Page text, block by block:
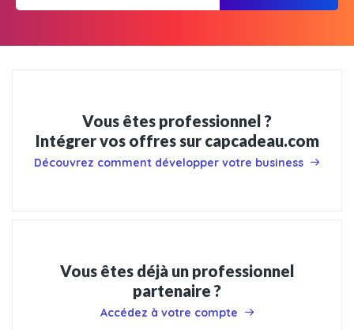
Vous êtes professionnel ?
Intégrer vos offres sur capcadeau.com
Découvrez comment développer votre business
Vous êtes déjà un professionnel
partenaire ?
Accédez à votre compte